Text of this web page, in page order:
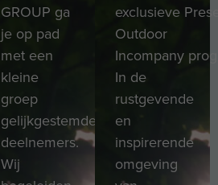
GROUP ga
je op pad
met een
kleine
groep
gelijkgestemde
deelnemers.
Wij
exclusieve
Outdoor
Incompany
In de
rustgevende
en
inspirerende
omgeving